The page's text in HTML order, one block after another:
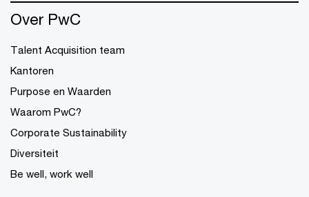
Over PwC
Talent Acquisition team
Kantoren
Purpose en Waarden
Waarom PwC?
Corporate Sustainability
Diversiteit
Be well, work well